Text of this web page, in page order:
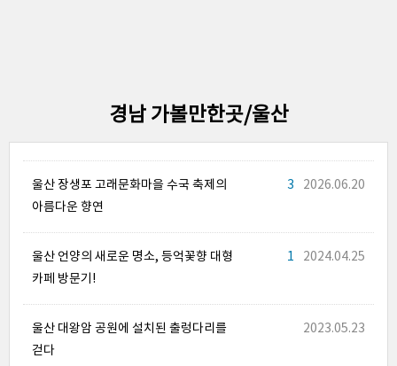
경남 가볼만한곳/울산
울산 장생포 고래문화마을 수국 축제의
아름다운 향연
3 2026.06.20
울산 언양의 새로운 명소, 등억꽃향 대형
카페 방문기!
1 2024.04.25
울산 대왕암 공원에 설치된 출렁다리를
걷다
2023.05.23